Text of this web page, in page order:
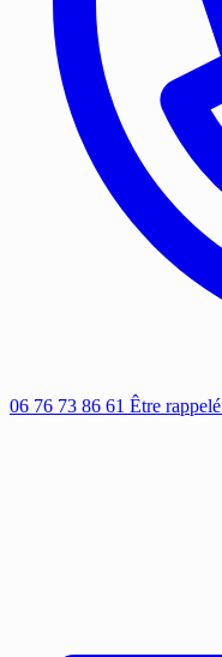
06 76 73 86 61 Être rappelé